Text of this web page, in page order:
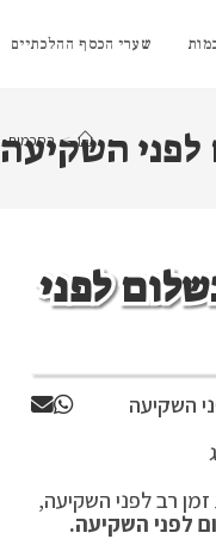
שערי הכסף ההלכתיים
לפני השקיעה
> הסכמות
לפני
השקיעה
רב לפני השקיעה,
לפני השקיעה.